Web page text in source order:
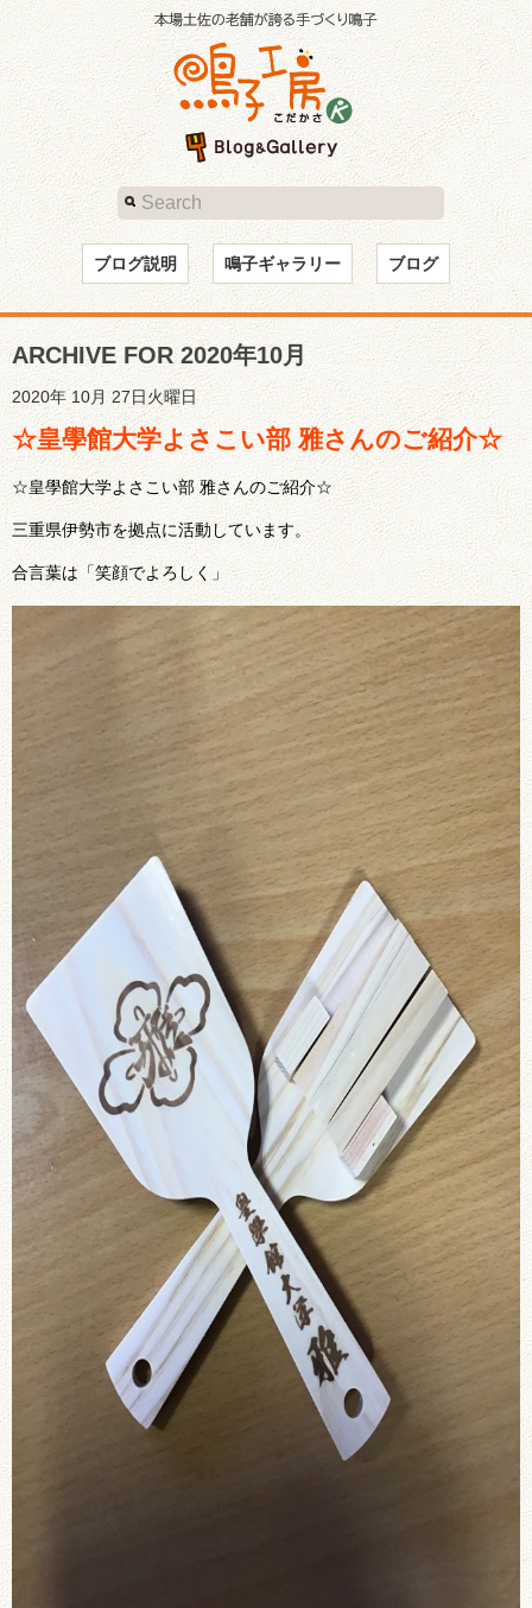
ブログ説明 鳴子ギャラリー ブログ
ARCHIVE FOR 2020年10月
2020年 10月 27日火曜日
☆皇學館大学よさこい部 雅さんのご紹介☆
☆皇學館大学よさこい部 雅さんのご紹介☆
三重県伊勢市を拠点に活動しています。
合言葉は「笑顔でよろしく」